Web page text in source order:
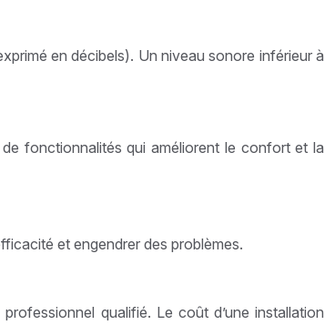
en décibels). Un niveau sonore inférieur à
fonctionnalités qui améliorent le confort et la
et engendrer des problèmes.
qualifié. Le coût d’une installation